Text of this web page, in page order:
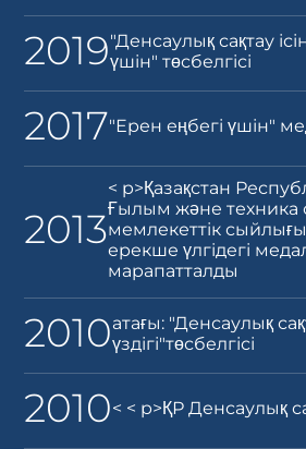
2019"Денсаулық сақтау
үшін" төсбелгісі
2017"Ерен еңбегі үшін"
2013
< p>Қазақстан
Ғылым және техника
мемлекеттік
ерекше үлгідегі
марапатталды
2010атағы: "Денсаулық
үздігі"төсбелгісі
2010< < p>ҚР Денсаулық